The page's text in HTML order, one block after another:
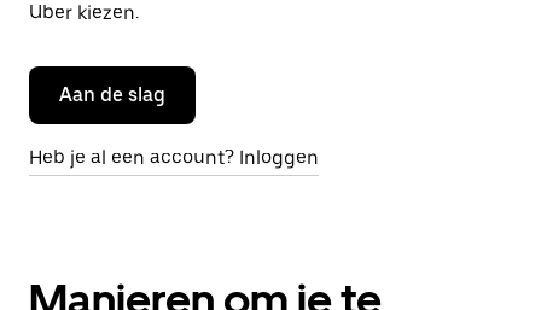
Uber kiezen.
Aan de slag
Heb je al een account? Inloggen